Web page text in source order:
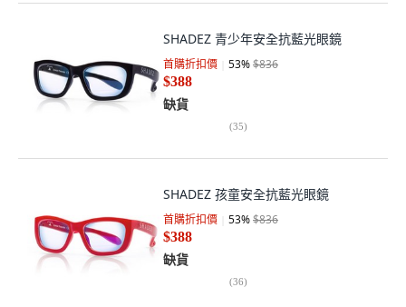
SHADEZ 青少年安全抗藍光眼鏡
首購折扣價 53%$836
$388
缺貨
(35)
SHADEZ 孩童安全抗藍光眼鏡
首購折扣價 53%$836
$388
缺貨
(36)